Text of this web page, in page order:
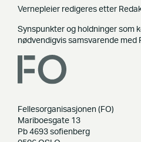
Vernepleier redigeres etter
Synspunkter og holdninger som
nødvendigvis samsvarende med
Fellesorganisasjonen (FO)
Mariboesgate 13
Pb 4693 sofienberg